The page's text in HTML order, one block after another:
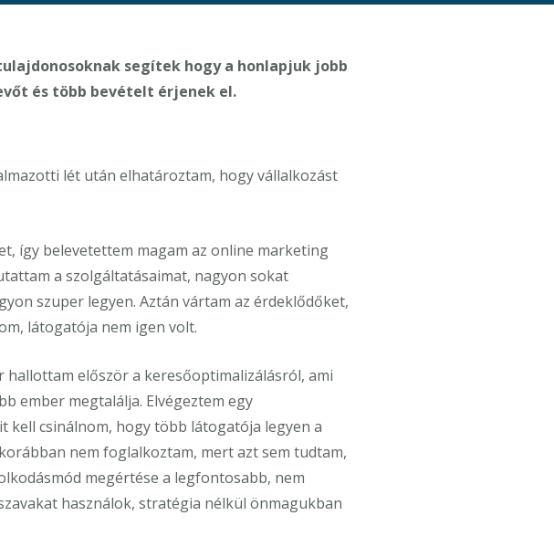
segítek hogy a honlapjuk jobb
és több bevételt érjenek el.
lét után elhatároztam, hogy vállalkozást
így belevetettem magam az online marketing
a szolgáltatásaimat, nagyon sokat
szuper legyen. Aztán vártam az érdeklődőket,
látogatója nem igen volt.
először a keresőoptimalizálásról, ami
ember megtalálja. Elvégeztem egy
csinálnom, hogy több látogatója legyen a
nem foglalkoztam, mert azt sem tudtam,
megértése a legfontosabb, nem
használok, stratégia nélkül önmagukban